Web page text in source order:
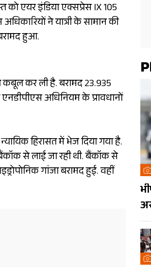
को एयर इंडिया एक्सप्रेस IX 105
ने यात्री के सामान की
हुआ.
कबूल कर ली है. बरामद 23.935
अधिनियम के प्रावधानों
हिरासत में भेज दिया गया है.
से लाई जा रही थी. बैंकॉक से
गांजा बरामद हुई. वहीं